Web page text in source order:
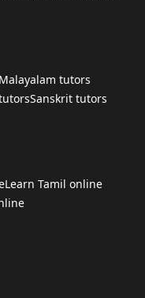
Malayalam tutors
Sanskrit tutors
Learn Tamil online